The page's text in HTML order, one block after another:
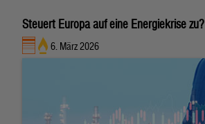
Steuert Europa auf eine Energiekrise zu?
6. März 2026